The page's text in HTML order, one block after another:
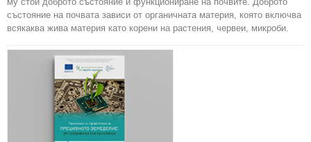
състояние на почвата зависи от органичната материя, която включва
всякаква жива материя като корени на растения, червеи, микроби.